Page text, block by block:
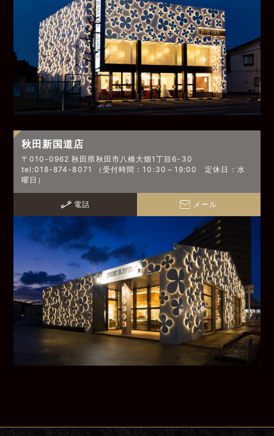
秋田新国道店
〒010-0962 秋田県秋田市八橋大畑1丁目6-30
tel:018-874-8071 （受付時間：10:30～19:00 定休日：水
曜日）
電話 メール